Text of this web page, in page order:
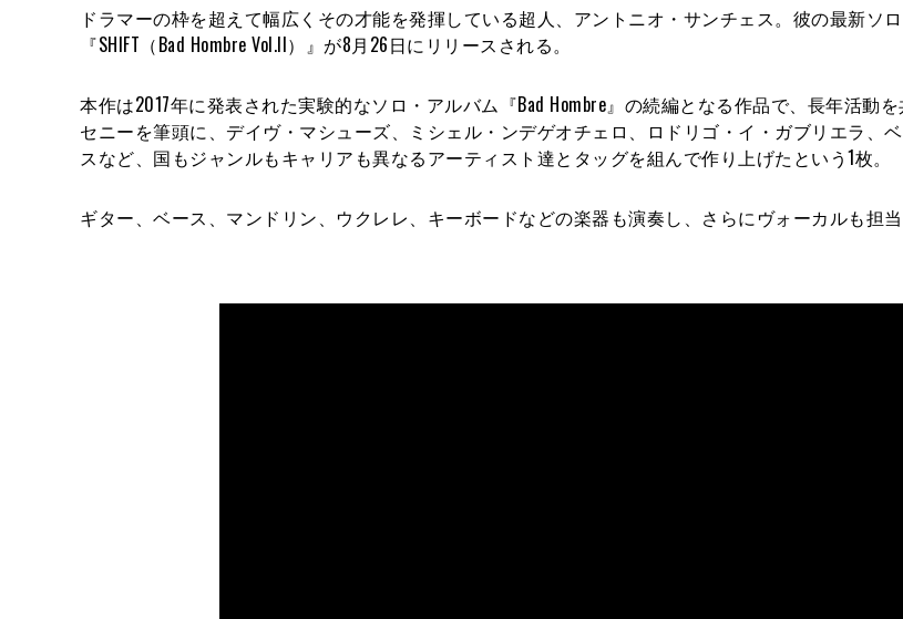
ドラマーの枠を超えて幅広くその才能を発揮している超人、アントニオ・サンチェス。彼の最新ソ
『SHIFT（Bad Hombre Vol.II）』が8月26日にリリースされる。
本作は2017年に発表された実験的なソロ・アルバム『Bad Hombre』の続編となる作品で、長年活動
セニーを筆頭に、デイヴ・マシューズ、ミシェル・ンデゲオチェロ、ロドリゴ・イ・ガブリエラ、
スなど、国もジャンルもキャリアも異なるアーティスト達とタッグを組んで作り上げたという1枚。
ギター、ベース、マンドリン、ウクレレ、キーボードなどの楽器も演奏し、さらにヴォーカルも担当